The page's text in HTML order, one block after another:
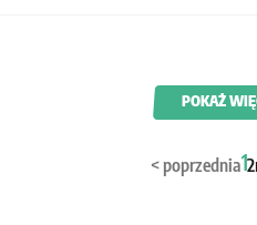
POKAŻ
<poprzednia12